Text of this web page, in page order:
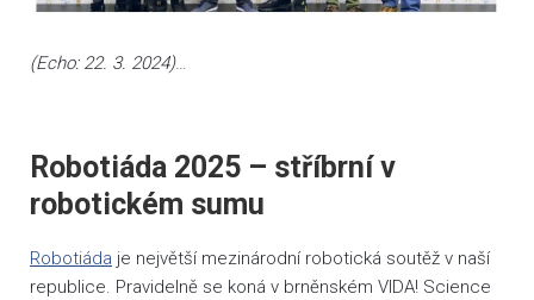
(Echo: 22. 3. 2024)…
Robotiáda 2025 – stříbrní v
robotickém sumu
Robotiáda je největší mezinárodní robotická soutěž v naší
republice. Pravidelně se koná v brněnském VIDA! Science